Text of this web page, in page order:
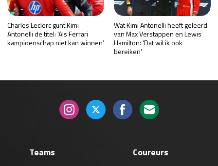
Charles Leclerc gunt Kimi
Antonelli de titel: ‘Als Ferrari
kampioenschap niet kan winnen’
Wat Kimi Antonelli heeft geleerd
van Max Verstappen en Lewis
Hamilton: ‘Dat wil ik ook
bereiken’
Teams Coureurs